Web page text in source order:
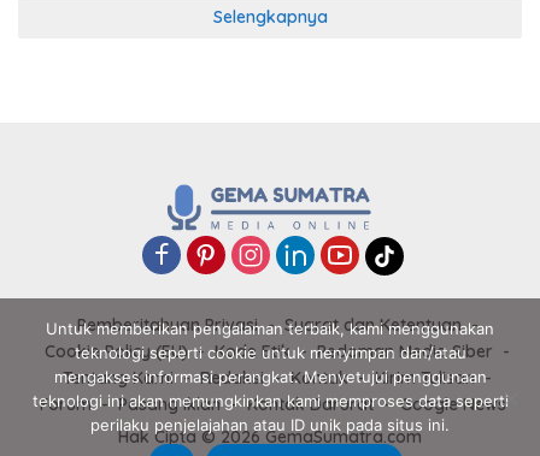
Selengkapnya
Pemberitahuan Privasi
Syarat dan Ketentuan
Cookie Policy (EU)
Kode Etik
Pedoman Media Siber
Tentang Kami
Redaksi Kontak
Kirim Tulisan
Forum
Pasang Iklan Kontak Darurat
Google News
Hak Cipta © 2026 GemaSumatra.com
Untuk memberikan pengalaman terbaik, kami menggunakan
teknologi seperti cookie untuk menyimpan dan/atau
mengakses informasi perangkat. Menyetujui penggunaan
teknologi ini akan memungkinkan kami memproses data seperti
perilaku penjelajahan atau ID unik pada situs ini.